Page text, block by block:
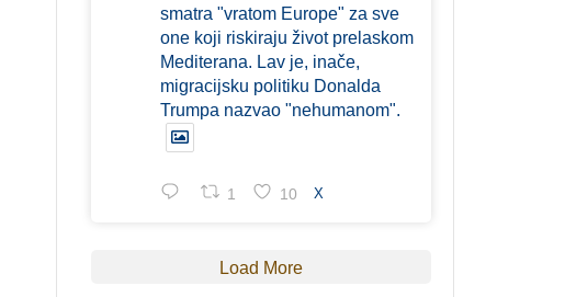
smatra "vratom Europe" za sve
one koji riskiraju život prelaskom
Mediterana. Lav je, inače,
migracijsku politiku Donalda
Trumpa nazvao "nehumanom".
1 10 X
Load More